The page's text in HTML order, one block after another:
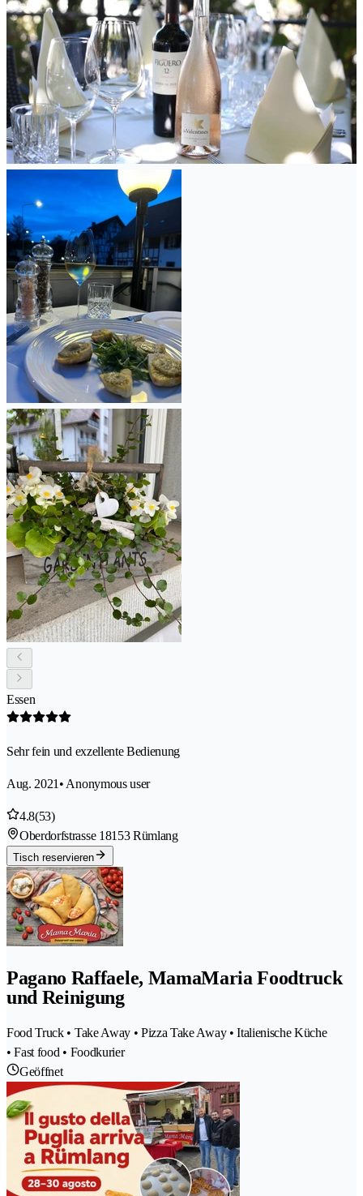
Essen
Sehr fein und exzellente Bedienung
Aug. 2021 • Anonymous user
4.8(53)
Oberdorfstrasse 18153 Rümlang
Tisch reservieren
Pagano Raffaele, MamaMaria Foodtruck
und Reinigung
Food Truck • Take Away • Pizza Take Away • Italienische Küche
• Fast food • Foodkurier
Geöffnet